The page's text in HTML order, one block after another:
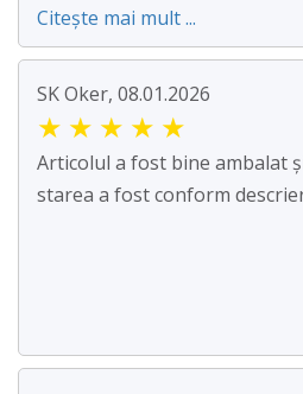
Citește mai mult ...
SK Oker, 08.01.2026
★ ★ ★ ★ ★
Articolul a fost bine ambalat
starea a fost conform